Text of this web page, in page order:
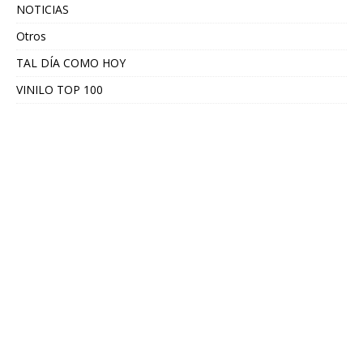
NOTICIAS
Otros
TAL DÍA COMO HOY
VINILO TOP 100